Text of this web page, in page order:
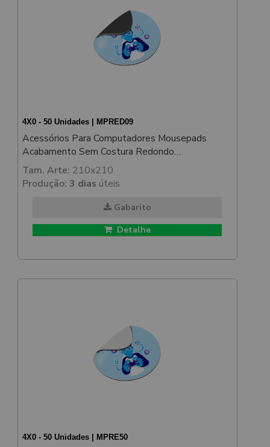
4X0 - 50 Unidades | MPRED09
Acessórios Para Computadores Mousepads
Acabamento Sem Costura Redondo
198x198mm
Tam. Arte: 210x210
Produção: 3 dias úteis
Gabarito
Detalhe
4X0 - 50 Unidades | MPRE50